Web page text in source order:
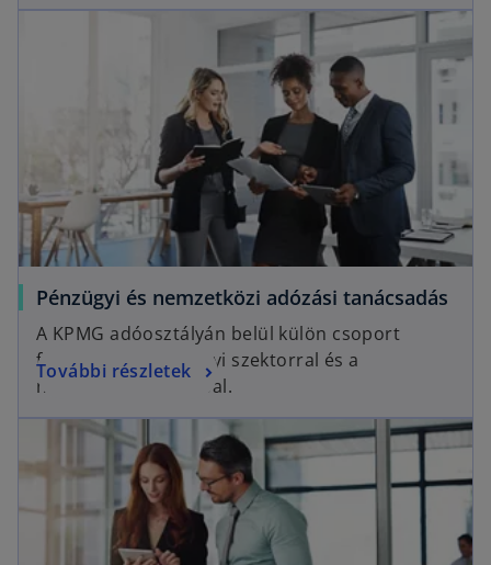
Pénzügyi és nemzetközi adózási tanácsadás
A KPMG adóosztályán belül külön csoport
foglalkozik a pénzügyi szektorral és a
nemzetközi adózással.
További részletek